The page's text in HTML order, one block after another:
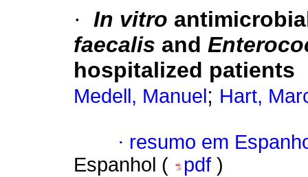
· In vitro
faecalis and
hospitalized patients
Medell, Manuel ; Hart,
· resumo em
Espanhol (
pdf )